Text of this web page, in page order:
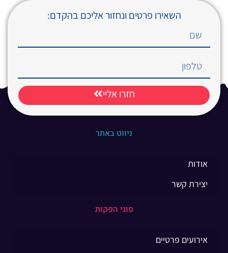
השאירו פרטים ונחזור אליכם בהקדם:
חזרו אליי
ניווט באתר
אודות
יצירת קשר
סוגי הפקות
אירועים פרטיים